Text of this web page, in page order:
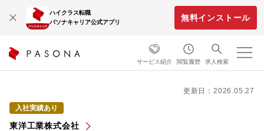
ハイクラス転職
パソナキャリア公式アプリ
無料インストール
サービス紹介 閲覧履歴 求人検索
更新日：2026.05.27
入社実績あり
東洋工業株式会社